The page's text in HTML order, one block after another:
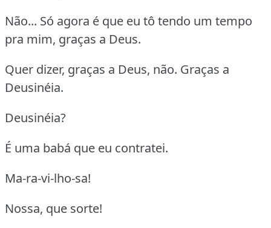
Não... Só agora é que eu tô tendo um tempo
pra mim, graças a Deus.
Quer dizer, graças a Deus, não. Graças a
Deusinéia.
Deusinéia?
É uma babá que eu contratei.
Ma-ra-vi-lho-sa!
Nossa, que sorte!